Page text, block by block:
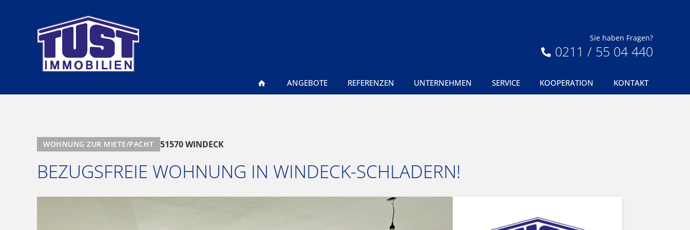
Sie haben Fragen?
0211 / 55 04 440
ANGEBOTE REFERENZEN UNTERNEHMEN SERVICE KOOPERATION KONTAKT
WOHNUNG ZUR MIETE/PACHT 51570 WINDECK
BEZUGSFREIE WOHNUNG IN WINDECK-SCHLADERN!